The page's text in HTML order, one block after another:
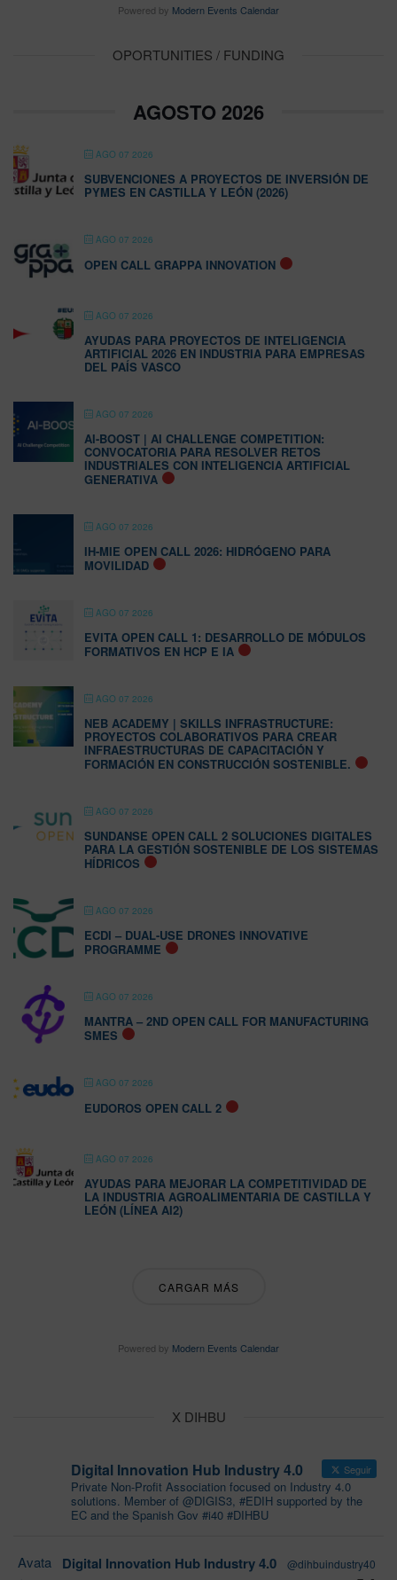
Powered by Modern Events Calendar
OPORTUNITIES / FUNDING
AGOSTO 2026
AGO 07 2026
SUBVENCIONES A PROYECTOS DE INVERSIÓN DE
PYMES EN CASTILLA Y LEÓN (2026)
AGO 07 2026
OPEN CALL GRAPPA INNOVATION
AGO 07 2026
AYUDAS PARA PROYECTOS DE INTELIGENCIA
ARTIFICIAL 2026 EN INDUSTRIA PARA EMPRESAS
DEL PAÍS VASCO
AGO 07 2026
AI-BOOST | AI CHALLENGE COMPETITION:
CONVOCATORIA PARA RESOLVER RETOS
INDUSTRIALES CON INTELIGENCIA ARTIFICIAL
GENERATIVA
AGO 07 2026
IH-MIE OPEN CALL 2026: HIDRÓGENO PARA
MOVILIDAD
AGO 07 2026
EVITA OPEN CALL 1: DESARROLLO DE MÓDULOS
FORMATIVOS EN HCP E IA
AGO 07 2026
NEB ACADEMY | SKILLS INFRASTRUCTURE:
PROYECTOS COLABORATIVOS PARA CREAR
INFRAESTRUCTURAS DE CAPACITACIÓN Y
FORMACIÓN EN CONSTRUCCIÓN SOSTENIBLE.
AGO 07 2026
SUNDANSE OPEN CALL 2 SOLUCIONES DIGITALES
PARA LA GESTIÓN SOSTENIBLE DE LOS SISTEMAS
HÍDRICOS
AGO 07 2026
ECDI – DUAL-USE DRONES INNOVATIVE
PROGRAMME
AGO 07 2026
MANTRA – 2ND OPEN CALL FOR MANUFACTURING
SMES
AGO 07 2026
EUDOROS OPEN CALL 2
AGO 07 2026
AYUDAS PARA MEJORAR LA COMPETITIVIDAD DE
LA INDUSTRIA AGROALIMENTARIA DE CASTILLA Y
LEÓN (LÍNEA AI2)
CARGAR MÁS
Powered by Modern Events Calendar
X DIHBU
Digital Innovation Hub Industry 4.0 Seguir
Private Non-Profit Association focused on Industry 4.0
solutions. Member of @DIGIS3, #EDIH supported by the
EC and the Spanish Gov #i40 #DIHBU
Avata
Digital Innovation Hub Industry 4.0
@dihbuindustry40